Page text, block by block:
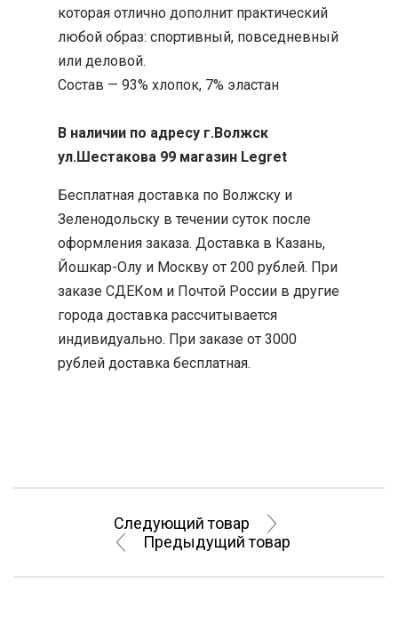
которая отлично дополнит практический
любой образ: спортивный, повседневный
или деловой.
Состав — 93% хлопок, 7% эластан
В наличии по адресу г.Волжск
ул.Шестакова 99 магазин Legret
Бесплатная доставка по Волжску и
Зеленодольску в течении суток после
оформления заказа. Доставка в Казань,
Йошкар-Олу и Москву от 200 рублей. При
заказе СДЕКом и Почтой России в другие
города доставка рассчитывается
индивидуально. При заказе от 3000
рублей доставка бесплатная.
Следующий товар
Предыдущий товар